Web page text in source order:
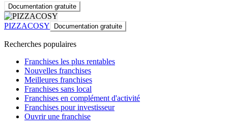
Documentation gratuite
PIZZACOSY Documentation gratuite
Recherches populaires
Franchises les plus rentables
Nouvelles franchises
Meilleures franchises
Franchises sans local
Franchises en complément d'activité
Franchises pour investisseur
Ouvrir une franchise